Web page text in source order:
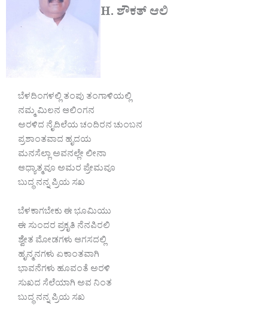
H. ಶೌಕತ್ ಆಲಿ
ಬೆಳದಿಂಗಳಲ್ಲಿ ತಂಪು ತಂಗಾಳಿಯಲ್ಲಿ
ನಮ್ಮ ಮಿಲನ ಆಲಿಂಗನ
ಅರಳಿದ ನೈದಿಲೆಯ ಚಂದಿರನ ಚುಂಬನ
ಪ್ರಶಾಂತವಾದ ಹೃದಯ
ಮನಸೆಲ್ಲಾ ಅವನಲ್ಲೇ ಲೀನಾ
ಆಧ್ಯಾತ್ಮವೂ ಅಮರ ಪ್ರೇಮವೂ
ಬುದ್ಧ ನನ್ನ ಪ್ರಿಯ ಸಖ
ಬೆಳಕಾಗಬೇಕು ಈ ಭೂಮಿಯು
ಈ ಸುಂದರ ಪ್ರಕೃತಿ ನೆನಪಿರಲಿ
ಶ್ವೇತ ಮೋಡಗಳು ಆಗಸದಲ್ಲಿ
ಹೃನ್ಮನಗಳು ಏಕಾಂತವಾಗಿ
ಭಾವನೆಗಳು ಹೂವಂತೆ ಅರಳಿ
ಸುಖದ ಸೆಲೆಯಾಗಿ ಅವ ನಿಂತ
ಬುದ್ಧ ನನ್ನ ಪ್ರಿಯ ಸಖ